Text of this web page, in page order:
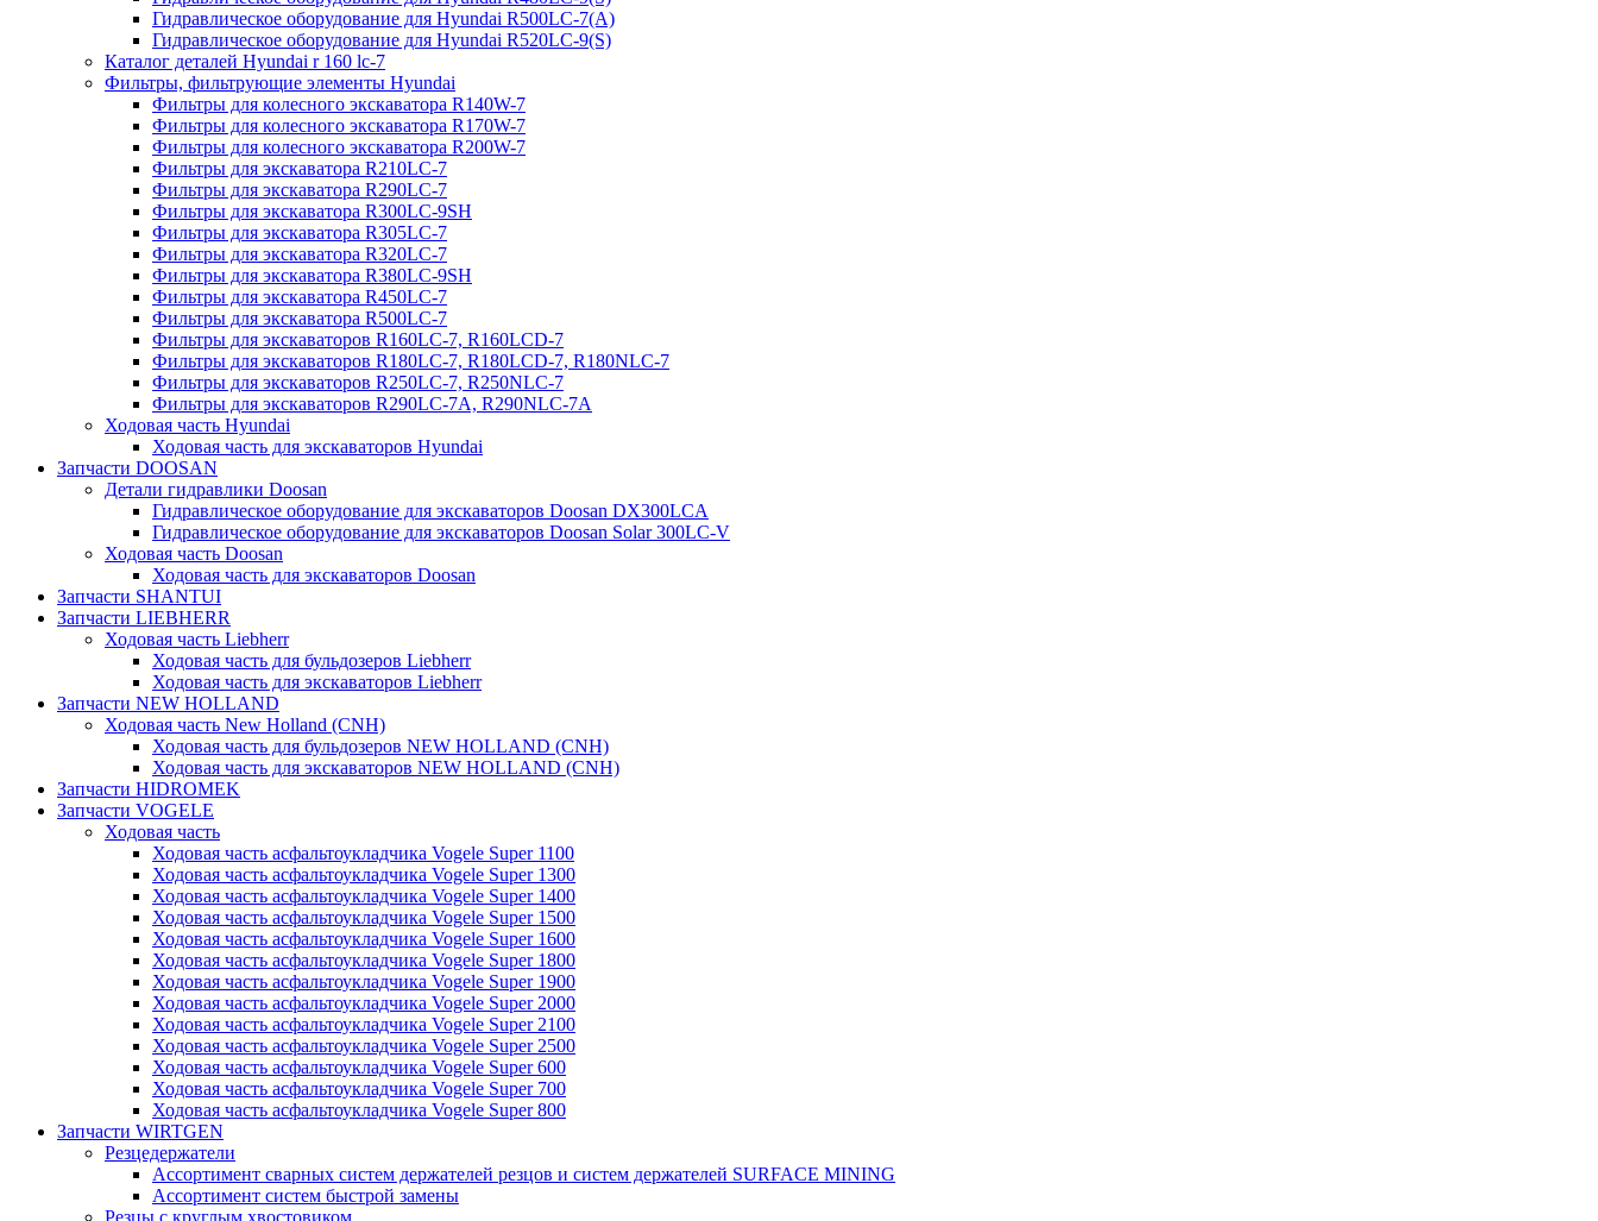
Гидравлическое оборудование для Hyundai R500LC-7(A)
Гидравлическое оборудование для Hyundai R520LC-9(S)
Каталог деталей Hyundai r 160 lc-7
Фильтры, фильтрующие элементы Hyundai
Фильтры для колесного экскаватора R140W-7
Фильтры для колесного экскаватора R170W-7
Фильтры для колесного экскаватора R200W-7
Фильтры для экскаватора R210LC-7
Фильтры для экскаватора R290LC-7
Фильтры для экскаватора R300LC-9SH
Фильтры для экскаватора R305LC-7
Фильтры для экскаватора R320LC-7
Фильтры для экскаватора R380LC-9SH
Фильтры для экскаватора R450LC-7
Фильтры для экскаватора R500LC-7
Фильтры для экскаваторов R160LC-7, R160LCD-7
Фильтры для экскаваторов R180LC-7, R180LCD-7, R180NLC-7
Фильтры для экскаваторов R250LC-7, R250NLC-7
Фильтры для экскаваторов R290LC-7A, R290NLC-7A
Ходовая часть Hyundai
Ходовая часть для экскаваторов Hyundai
Запчасти DOOSAN
Детали гидравлики Doosan
Гидравлическое оборудование для экскаваторов Doosan DX300LCA
Гидравлическое оборудование для экскаваторов Doosan Solar 300LC-V
Ходовая часть Doosan
Ходовая часть для экскаваторов Doosan
Запчасти SHANTUI
Запчасти LIEBHERR
Ходовая часть Liebherr
Ходовая часть для бульдозеров Liebherr
Ходовая часть для экскаваторов Liebherr
Запчасти NEW HOLLAND
Ходовая часть New Holland (CNH)
Ходовая часть для бульдозеров NEW HOLLAND (CNH)
Ходовая часть для экскаваторов NEW HOLLAND (CNH)
Запчасти HIDROMEK
Запчасти VOGELE
Ходовая часть
Ходовая часть асфальтоукладчика Vogele Super 1100
Ходовая часть асфальтоукладчика Vogele Super 1300
Ходовая часть асфальтоукладчика Vogele Super 1400
Ходовая часть асфальтоукладчика Vogele Super 1500
Ходовая часть асфальтоукладчика Vogele Super 1600
Ходовая часть асфальтоукладчика Vogele Super 1800
Ходовая часть асфальтоукладчика Vogele Super 1900
Ходовая часть асфальтоукладчика Vogele Super 2000
Ходовая часть асфальтоукладчика Vogele Super 2100
Ходовая часть асфальтоукладчика Vogele Super 2500
Ходовая часть асфальтоукладчика Vogele Super 600
Ходовая часть асфальтоукладчика Vogele Super 700
Ходовая часть асфальтоукладчика Vogele Super 800
Запчасти WIRTGEN
Резцедержатели
Ассортимент сварных систем держателей резцов и систем держателей SURFACE MINING
Ассортимент систем быстрой замены
Резцы с круглым хвостовиком